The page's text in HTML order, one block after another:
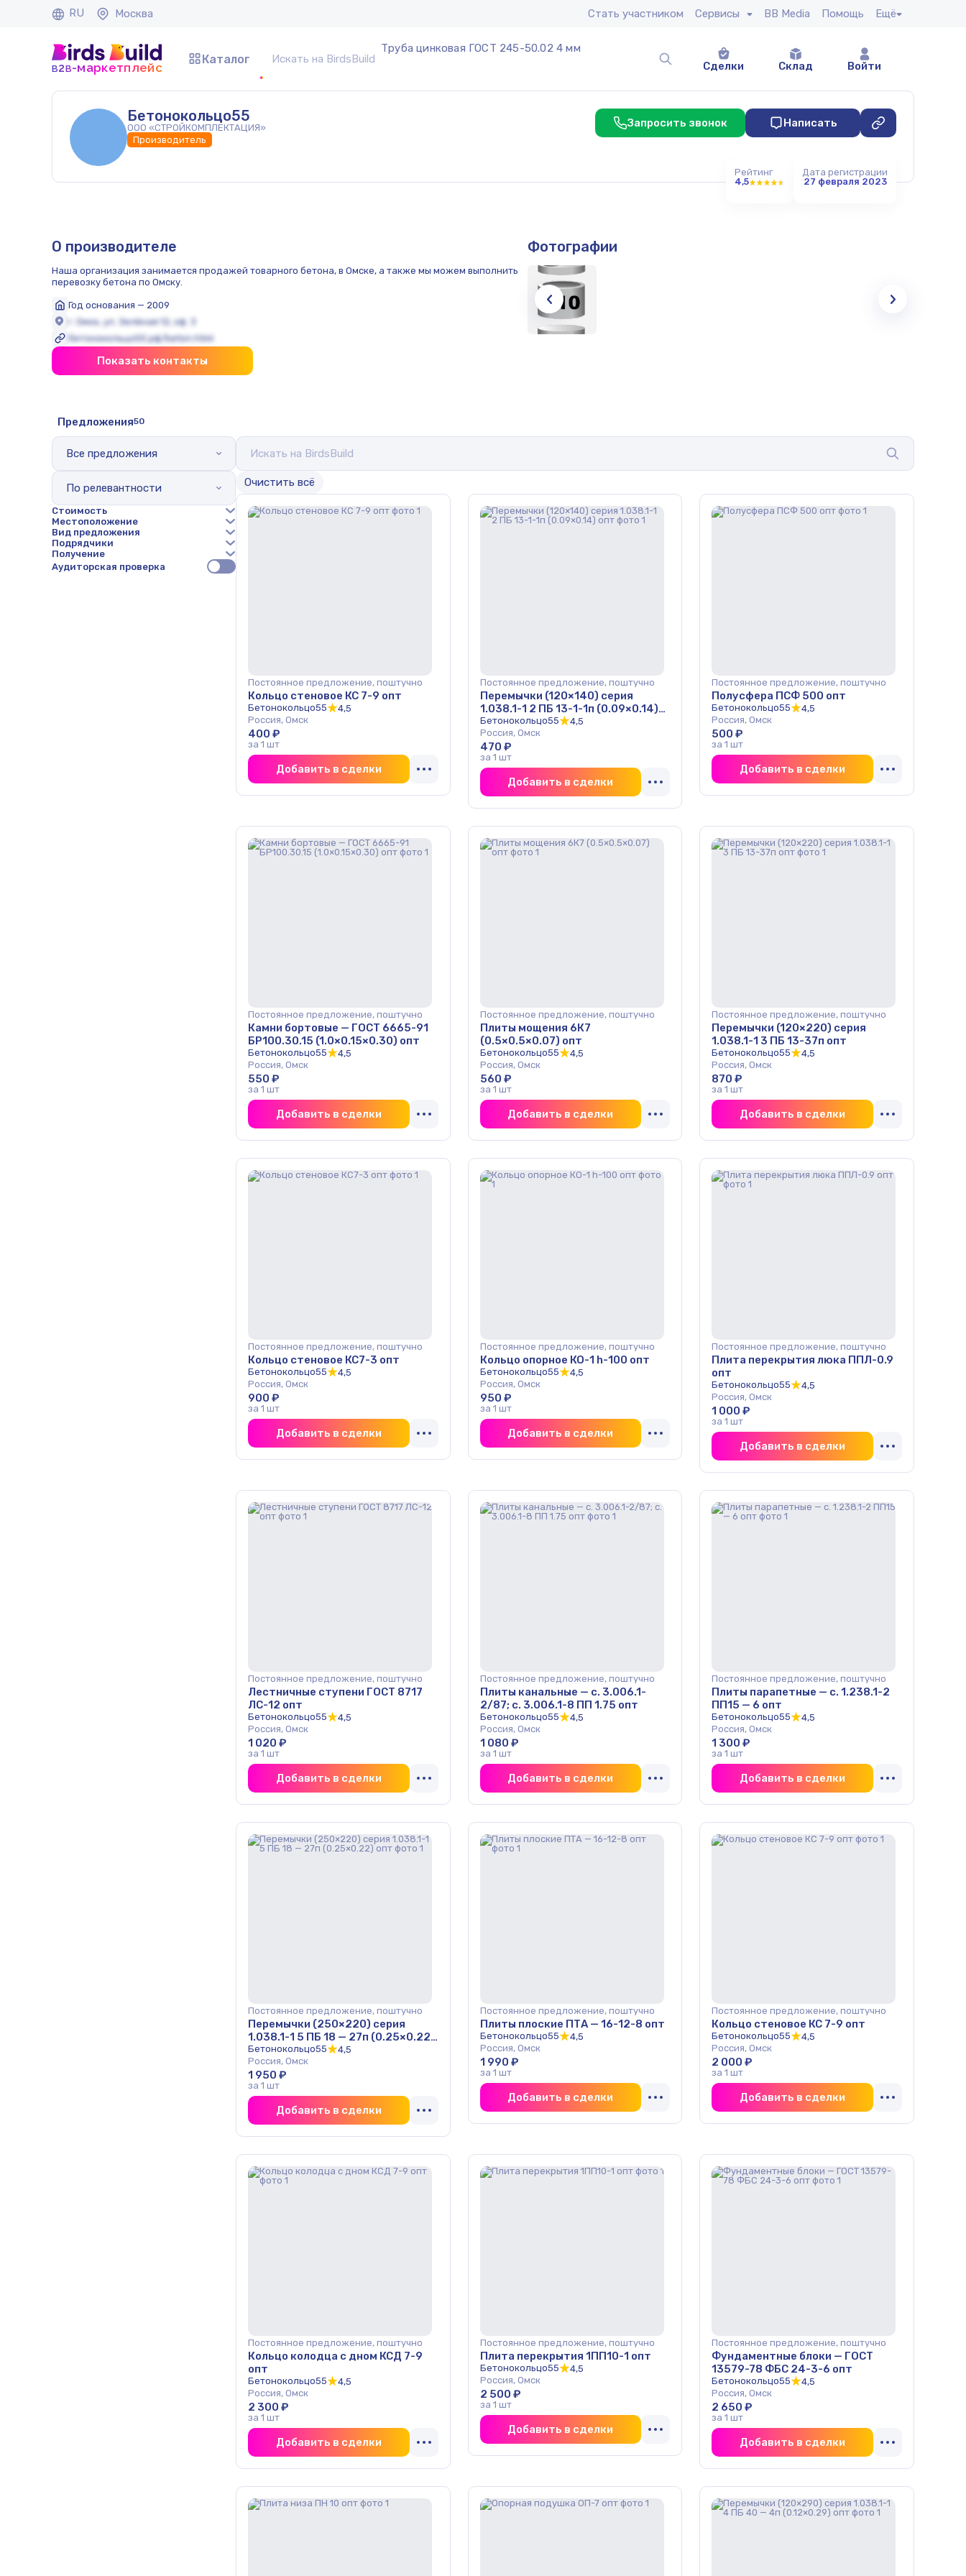
RU Москва Стать участником Сервисы BB Media Помощь Ещё
b2b-маркетплейс
Каталог
Труба цинковая ГОСТ 245-50.02 4 мм
Сделки
Склад Войти
Бетонокольцо55
ООО «СТРОЙКОМПЛЕКТАЦИЯ»
Производитель
Запросить звонок Написать
Рейтинг
4,5
Дата регистрации
27 февраля 2023
О производителе
Наша организация занимается продажей товарного бетона, в Омске, а также мы можем выполнить
перевозку бетона по Омску.
Год основания — 2009
г. Омск, ул. Зелёная 12, оф. 3
бетонокольцо55.рф/beton.html
Показать контакты
Фотографии
Предложения50
Все предложения
По релевантности
Стоимость
Местоположение
Вид предложения
Подрядчики
Получение
Аудиторская проверка
Oчистить всё
Постоянное предложение, поштучно
Кольцо стеновое КС 7-9 опт
Бетонокольцо55
4,5
Россия, Омск
400 ₽
за 1 шт
Добавить в сделки
Постоянное предложение, поштучно
Перемычки (120×140) серия
1.038.1-1 2 ПБ 13-1-1п (0.09×0.14)
опт
Бетонокольцо55
4,5
Россия, Омск
470 ₽
за 1 шт
Добавить в сделки
Постоянное предложение, поштучно
Полусфера ПСФ 500 опт
Бетонокольцо55
4,5
Россия, Омск
500 ₽
за 1 шт
Добавить в сделки
Постоянное предложение, поштучно
Камни бортовые — ГОСТ 6665-91
БР100.30.15 (1.0×0.15×0.30) опт
Бетонокольцо55
4,5
Россия, Омск
550 ₽
за 1 шт
Добавить в сделки
Постоянное предложение, поштучно
Плиты мощения 6К7
(0.5×0.5×0.07) опт
Бетонокольцо55
4,5
Россия, Омск
560 ₽
за 1 шт
Добавить в сделки
Постоянное предложение, поштучно
Перемычки (120×220) серия
1.038.1-1 3 ПБ 13-37п опт
Бетонокольцо55
4,5
Россия, Омск
870 ₽
за 1 шт
Добавить в сделки
Постоянное предложение, поштучно
Кольцо стеновое КС7-3 опт
Бетонокольцо55
4,5
Россия, Омск
900 ₽
за 1 шт
Добавить в сделки
Постоянное предложение, поштучно
Кольцо опорное КО-1 h-100 опт
Бетонокольцо55
4,5
Россия, Омск
950 ₽
за 1 шт
Добавить в сделки
Постоянное предложение, поштучно
Плита перекрытия люка ППЛ-0.9
опт
Бетонокольцо55
4,5
Россия, Омск
1 000 ₽
за 1 шт
Добавить в сделки
Постоянное предложение, поштучно
Лестничные ступени ГОСТ 8717
ЛС-12 опт
Бетонокольцо55
4,5
Россия, Омск
1 020 ₽
за 1 шт
Добавить в сделки
Постоянное предложение, поштучно
Плиты канальные — с. 3.006.1-
2/87; с. 3.006.1-8 ПП 1.75 опт
Бетонокольцо55
4,5
Россия, Омск
1 080 ₽
за 1 шт
Добавить в сделки
Постоянное предложение, поштучно
Плиты парапетные — с. 1.238.1-2
ПП15 — 6 опт
Бетонокольцо55
4,5
Россия, Омск
1 300 ₽
за 1 шт
Добавить в сделки
Постоянное предложение, поштучно
Перемычки (250×220) серия
1.038.1-1 5 ПБ 18 — 27п (0.25×0.22)
опт
Бетонокольцо55
4,5
Россия, Омск
1 950 ₽
за 1 шт
Добавить в сделки
Постоянное предложение, поштучно
Плиты плоские ПТА — 16-12-8 опт
Бетонокольцо55
4,5
Россия, Омск
1 990 ₽
за 1 шт
Добавить в сделки
Постоянное предложение, поштучно
Кольцо стеновое КС 7-9 опт
Бетонокольцо55
4,5
Россия, Омск
2 000 ₽
за 1 шт
Добавить в сделки
Постоянное предложение, поштучно
Кольцо колодца с дном КСД 7-9
опт
Бетонокольцо55
4,5
Россия, Омск
2 300 ₽
за 1 шт
Добавить в сделки
Постоянное предложение, поштучно
Плита перекрытия 1ПП10-1 опт
Бетонокольцо55
4,5
Россия, Омск
2 500 ₽
за 1 шт
Добавить в сделки
Постоянное предложение, поштучно
Фундаментные блоки — ГОСТ
13579-78 ФБС 24-3-6 опт
Бетонокольцо55
4,5
Россия, Омск
2 650 ₽
за 1 шт
Добавить в сделки